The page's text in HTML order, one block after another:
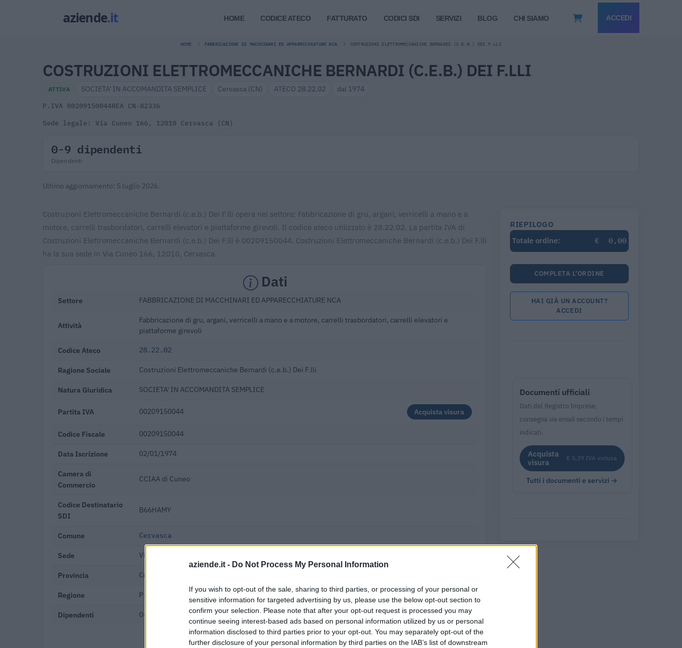
aziende.it - Do Not Process My Personal Information
If you wish to opt-out of the sale, sharing to third parties, or processing of your personal or
sensitive information for targeted advertising by us, please use the below opt-out section to
confirm your selection. Please note that after your opt-out request is processed you may
continue seeing interest-based ads based on personal information utilized by us or personal
information disclosed to third parties prior to your opt-out. You may separately opt-out of the
further disclosure of your personal information by third parties on the IAB’s list of downstream
HOME CODICE ATECO FATTURATO CODICI SDI SERVIZI BLOG CHI SIAMO ACCEDI
HOME FABBRICAZIONE DI MACCHINARI ED APPARECCHIATURE NCA COSTRUZIONI ELETTROMECCANICHE BERNARDI (C.E.B.) DEI F.LLI
COSTRUZIONI ELETTROMECCANICHE BERNARDI (C.E.B.) DEI F.LLI
ATTIVA SOCIETA' IN ACCOMANDITA SEMPLICE Cervasca (CN) ATECO 28.22.02 dal 1974
P.IVA 00209150044REA CN-82336
Sede legale: Via Cuneo 166, 12010 Cervasca (CN)
0-9 dipendenti
Dipendenti
Ultimo aggiornamento: 5 luglio 2026.
Costruzioni Elettromeccaniche Bernardi (c.e.b.) Dei F.lli opera nel settore: Fabbricazione di gru, argani, verricelli a mano e a
motore, carrelli trasbordatori, carrelli elevatori e piattaforme girevoli. Il codice ateco utilizzato è 28.22.02. La partita IVA di
Costruzioni Elettromeccaniche Bernardi (c.e.b.) Dei F.lli è 00209150044. Costruzioni Elettromeccaniche Bernardi (c.e.b.) Dei F.lli
ha la sua sede in Via Cuneo 166, 12010, Cervasca.
Dati
Settore FABBRICAZIONE DI MACCHINARI ED APPARECCHIATURE NCA
Attività
Fabbricazione di gru, argani, verricelli a mano e a motore, carrelli trasbordatori, carrelli elevatori e
piattaforme girevoli
Codice Ateco 28.22.02
Ragione Sociale Costruzioni Elettromeccaniche Bernardi (c.e.b.) Dei F.lli
Natura Giuridica SOCIETA' IN ACCOMANDITA SEMPLICE
Partita IVA 00209150044 Acquista visura
Codice Fiscale 00209150044
Data Iscrizione 02/01/1974
Camera di
Commercio
CCIAA di Cuneo
Codice Destinatario
SDI
B66HAMY
Comune Cervasca
Sede Via Cuneo 166, 12010 Cervasca (CN)
Provincia Cuneo
Regione Piemonte
Dipendenti 0-9 dipendenti
Verifica i dati nella visura camerale →
RIEPILOGO
Totale ordine:
€ 0,00
COMPLETA L'ORDINE
HAI GIÀ UN ACCOUNT?
ACCEDI
Documenti ufficiali
Dati del Registro Imprese,
consegna via email secondo i tempi
indicati.
Acquista
visura
€ 5,39 IVA inclusa
Tutti i documenti e servizi →